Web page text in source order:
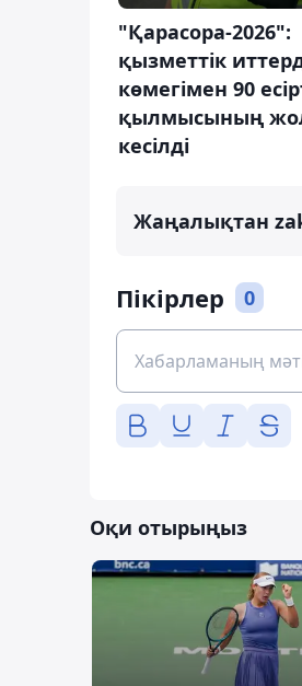
"Қарасора-2026":
қызметтік
көмегімен 90
қылмысының
кесілді
Жаңалықтан
Пікірлер 0
Оқи отырыңыз